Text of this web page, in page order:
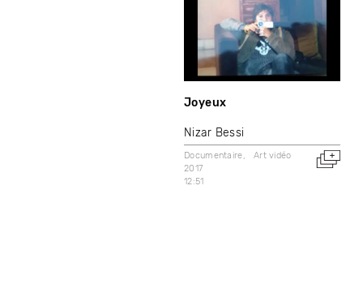
Joyeux
Nizar Bessi
Documentaire
Art vidéo
2017
12:51